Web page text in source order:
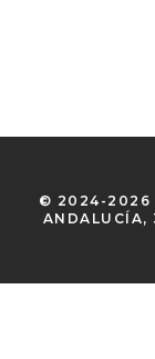
© 2024-2026
ANDALUCÍA,